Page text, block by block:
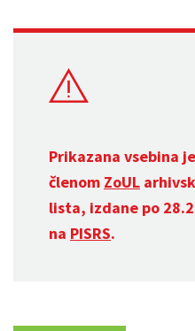
Prikazana vsebina
členom ZoUL
lista, izdane po
na PISRS.